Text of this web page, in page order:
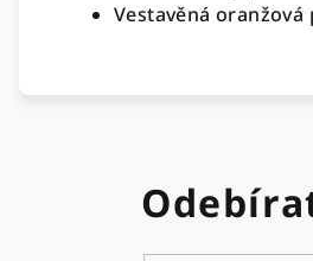
Vestavěná